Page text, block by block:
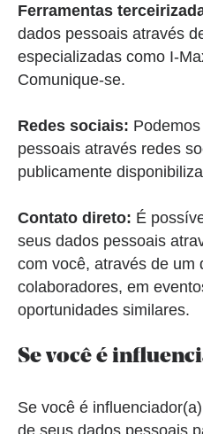
Ferramentas
dados pessoais através
especializadas como I-
Comunique-se.
Redes sociais:
pessoais através redes
publicamente
Contato direto: É
seus dados pessoais
com você, através de um
colaboradores, em
oportunidades similares.
Se você é
Se você é
de seus dados pessoais